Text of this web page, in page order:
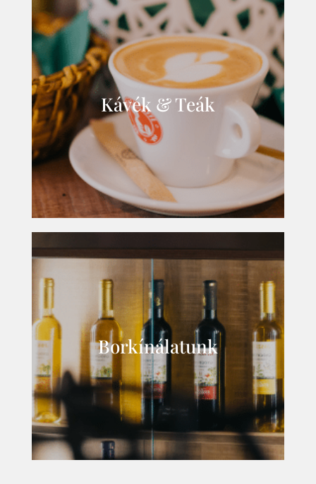
Kávék & Teák
Borkínálatunk